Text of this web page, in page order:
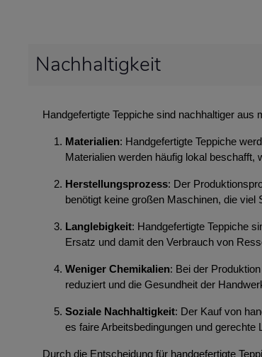
Nachhaltigkeit
Handgefertigte Teppiche sind nachhaltiger aus
Materialien: Handgefertigte Teppiche
Materialien werden häufig lokal
Herstellungsprozess: Der
benötigt keine großen Maschinen, die
Langlebigkeit: Handgefertigte Teppiche
Ersatz und damit den Verbrauch von
Weniger Chemikalien: Bei der
reduziert und die Gesundheit der
Soziale Nachhaltigkeit: Der Kauf von
es faire Arbeitsbedingungen und
Durch die Entscheidung für handgefertigte